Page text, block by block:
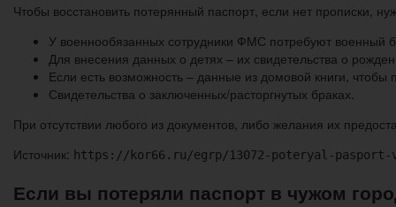
Чтобы восстановить потерянный паспорт, если нет прописки,
У военнообязанных сотрудники ФМС потребуют военный
Для внесения данных о детях – их свидетельства о
Если есть возможность – данные из домовой книги,
Свидетельства о заключенных/расторгнутых браках.
При отсутствии любого из документов, либо желания их
Источник: https://kor66.ru/egrp/13072-poteryal-pasport-
Если вы потеряли паспорт в чужом